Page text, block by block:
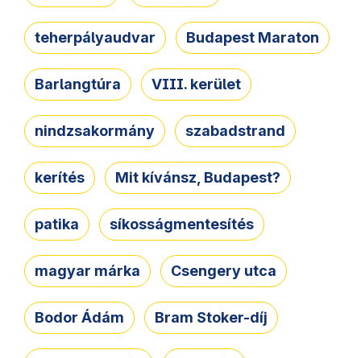
teherpályaudvar Budapest Maraton
Barlangtúra VIII. kerület
nindzsakormány szabadstrand
kerítés Mit kívánsz, Budapest?
patika síkosságmentesítés
magyar márka Csengery utca
Bodor Ádám Bram Stoker-díj